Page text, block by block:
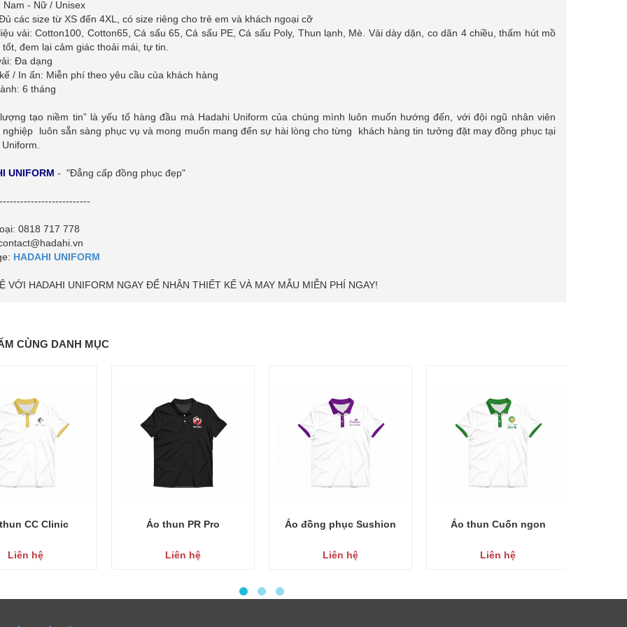
nghiệp trong [...]
Nam - Nữ / Unisex
các size từ XS đến 4XL, có size riêng cho trẻ em và khách ngoại cỡ
vải: Cotton100, Cotton65, Cá sấu 65, Cá sấu PE, Cá sấu Poly, Thun lạnh, Mè. Vải dày dặn, co dãn 4 chiều, thấm hút mồ
tốt, đem lại cảm giác thoải mái, tự tin.
Đa dạng
/ In ấn: Miễn phí theo yêu cầu của khách hàng
6 tháng
tạo niềm tin” là yếu tố hàng đầu mà Hadahi Uniform của chúng mình luôn muốn hướng đến, với đội ngũ nhân viên
nghiệp luôn sẵn sàng phục vụ và mong muốn mang đến sự hài lòng cho từng khách hàng tin tưởng đặt may đồng phục tại
UNIFORM - "Đẳng cấp đồng phục đẹp"
0818 717 778
HADAHI UNIFORM
VỚI HADAHI UNIFORM NGAY ĐỂ NHẬN THIẾT KẾ VÀ MAY MẪU MIỄN PHÍ NGAY!
CÙNG DANH MỤC
CC Clinic
Liên hệ
Áo thun PR Pro
Liên hệ
Áo đồng phục Sushion
Liên hệ
Áo thun Cuốn ngon
Liên hệ